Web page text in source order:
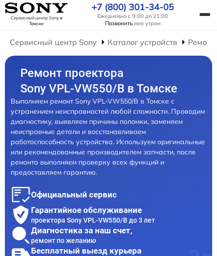
Сервисный центр Sonyв
Томске
+7 (800) 301-34-05
Ежедневно с 9:00 до 21:00
Позвонить мне утром
Сервисный центр Sony Каталог устройств
Ремонт проектора
Sony VPL-VW550/B в Томске
Выполняем ремонт Sony VPL-VW550/B в Томске с
устранением неисправностей любой сложности. Проводим
диагностику, выявляем причины поломки, заменяем
неисправные детали и восстанавливаем
работоспособность устройства. Используем оригинальные
или рекомендованные производителем запчасти, после
ремонта выполняем проверку всех функций и
предоставляем гарантию.
Официальный сервис
Гарантийное обслуживание
проектора Sony VPL-VW550/B до 3 лет
Диагностика за наш счет,
ремонт по желанию
Бесплатный выезд курьера